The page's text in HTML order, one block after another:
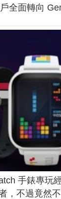
全面轉向
手錶專玩
，不過竟然